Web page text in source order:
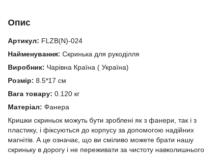
Опис
Артикул: FLZB(N)-024
Найменування: Скринька для рукоділля
Виробник: Чарівна Країна ( Україна)
Розмір: 8.5*17 см
Вага товару: 0.120 кг
Матеріал: Фанера
Кришки скриньок можуть бути зроблені як з фанери, так і з
пластику, і фіксуються до корпусу за допомогою надійних
магнітів. А це означає, що ви сміливо можете брати нашу
скриньку в дорогу і не переживати за чистоту навколишнього